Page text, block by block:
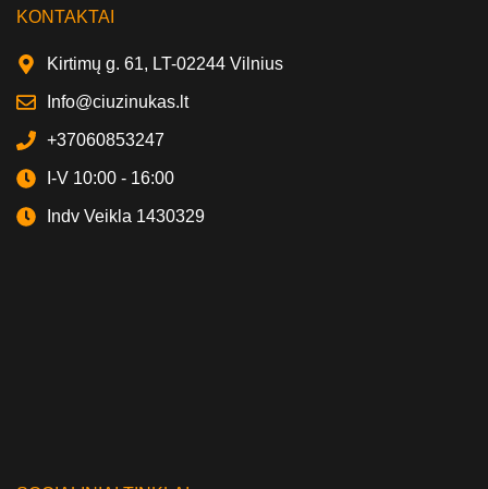
KONTAKTAI
Kirtimų g. 61, LT-02244 Vilnius
Info@ciuzinukas.lt
+37060853247
I-V 10:00 - 16:00
Indv Veikla 1430329